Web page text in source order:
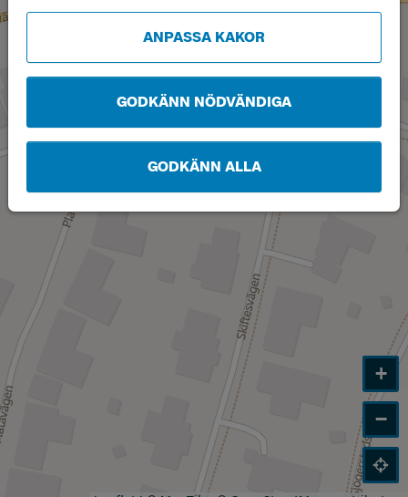
ANPASSA KAKOR
GODKÄNN NÖDVÄNDIGA
GODKÄNN ALLA
+
−